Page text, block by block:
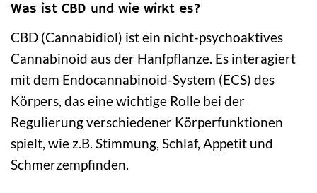
Was ist CBD und wie wirkt es?
CBD (Cannabidiol) ist ein nicht-psychoaktives
Cannabinoid aus der Hanfpflanze. Es interagiert
mit dem Endocannabinoid-System (ECS) des
Körpers, das eine wichtige Rolle bei der
Regulierung verschiedener Körperfunktionen
spielt, wie z.B. Stimmung, Schlaf, Appetit und
Schmerzempfinden.